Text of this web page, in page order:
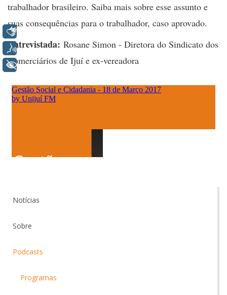
trabalhador brasileiro. Saiba mais sobre esse assunto e
suas consequências para o trabalhador, caso aprovado.
Entrevistada: Rosane Simon - Diretora do Sindicato dos
Comerciários de Ijuí e ex-vereadora
Notícias
Sobre
Podcasts
Programas
Libras
Voz
+ Acessibilidade